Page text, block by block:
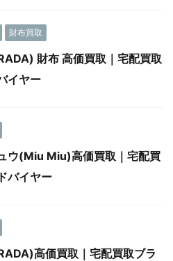
財布買取
財布 高価買取｜宅配買取
イヤー
ウ(Miu Miu)高価買取｜宅配買
バイヤー
高価買取｜宅配買取ブラ